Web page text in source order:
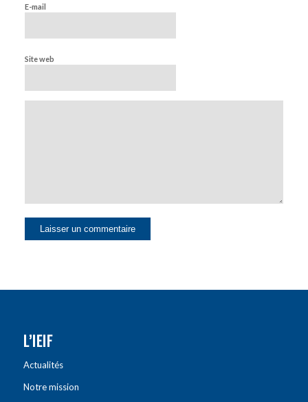
E-mail
Site web
L’IEIF
Actualités
Notre mission